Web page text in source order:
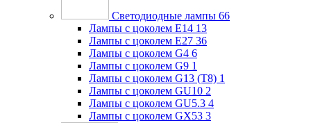
Светодиодные лампы 66
Лампы с цоколем E14 13
Лампы с цоколем E27 36
Лампы с цоколем G4 6
Лампы с цоколем G9 1
Лампы с цоколем G13 (Т8) 1
Лампы с цоколем GU10 2
Лампы с цоколем GU5.3 4
Лампы с цоколем GX53 3